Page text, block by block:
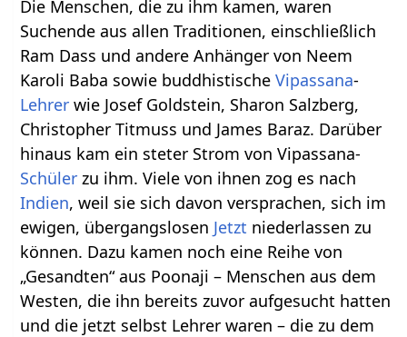
Die Menschen, die zu ihm kamen, waren
Suchende aus allen Traditionen, einschließlich
Ram Dass und andere Anhänger von Neem
Karoli Baba sowie buddhistischeVipassana-
Lehrer wie Josef Goldstein, Sharon Salzberg,
Christopher Titmuss und James Baraz. Darüber
hinaus kam ein steter Strom von Vipassana-
Schüler zu ihm. Viele von ihnen zog es nach
Indien, weil sie sich davon versprachen, sich im
ewigen, übergangslosen Jetzt niederlassen zu
können. Dazu kamen noch eine Reihe von
„Gesandten“ aus Poonaji – Menschen aus dem
Westen, die ihn bereits zuvor aufgesucht hatten
und die jetzt selbst Lehrer waren – die zu dem